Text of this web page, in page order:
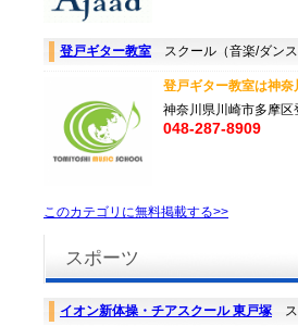
登戸ギター教室 スクール（音楽/ダンス
登戸ギター教室は神
神奈川県川崎市多摩区
048-287-8909
このカテゴリに無料掲載する>>
スポーツ
イオン新体操・チアスクール 東戸塚ス